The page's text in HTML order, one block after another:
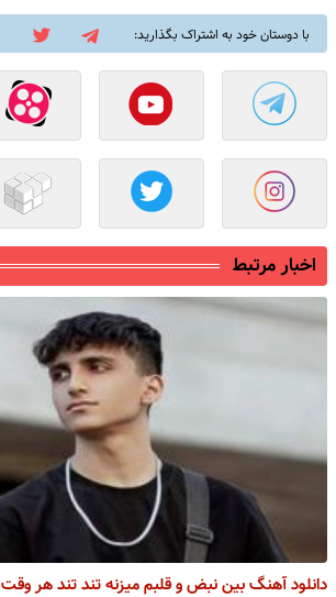
با دوستان خود به اشتراک بگذارید:
اخبار مرتبط
دانلود آهنگ بین نبض و قلبم میزنه تند تند هر وقت